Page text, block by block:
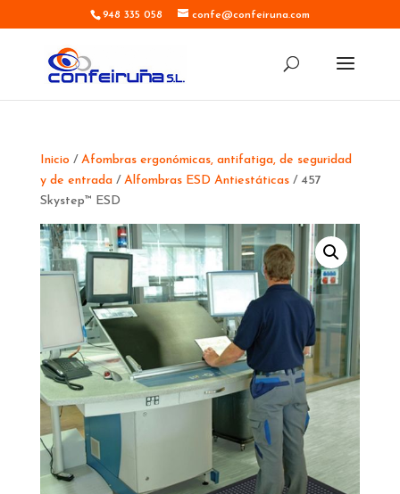
948 335 058 confe@confeiruna.com
Inicio / Afombras ergonómicas, antifatiga, de seguridad
y de entrada/ Alfombras ESD Antiestáticas/ 457
Skystep™ ESD